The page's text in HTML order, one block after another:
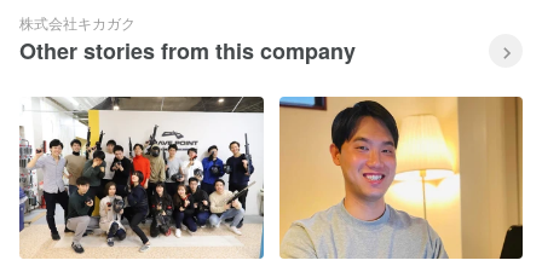
株式会社キカガク
Other stories from this company